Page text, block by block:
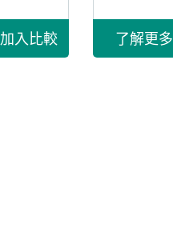
加入比較 了解更多